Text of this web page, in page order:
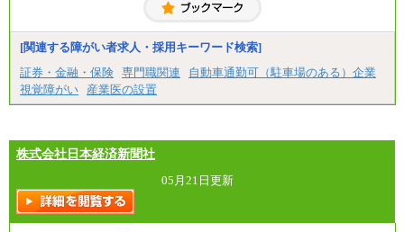
※4…北海道、宮城県、栃木県、群馬県、長野県、新
香川県、福岡県
※5…青森県、鳥取県、島根県、愛媛県、高知県、大
分県、長崎県、熊本県、宮崎県、鹿児島県、沖縄
県、福島県、山形県
◆パート・アルバイト
【エアサーブ】
・試用期間中も給与変更なし
[関連する障がい者求人・採用キーワード検索]
証券・金融・保険 専門職関連
自動車通勤可（駐車場のある）企業
視覚障がい
産業医の設置
株式会社日本経済新聞社
05月21日更新